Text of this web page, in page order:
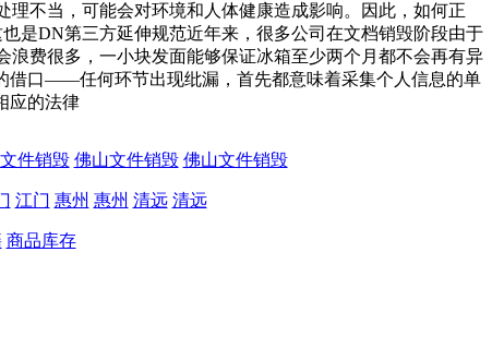
不当，可能会对环境和人体健康造成影响。因此，如何正
是DN第三方延伸规范近年来，很多公司在文档销毁阶段由于
费很多，一小块发面能够保证冰箱至少两个月都不会再有异
借口——任何环节出现纰漏，首先都意味着采集个人信息的单
应的法律
件销毁 佛山文件销毁 佛山文件销毁
江门 惠州 惠州 清远 清远
商品库存